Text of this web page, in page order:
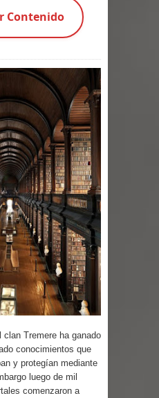
Horrores del Infierno
el Hijo Prodigo
Interior
Vivientes
se Levantan (Relato)
más Buscados
Muertos Cuentan
Contenido
clan Tremere ha ganado
conocimientos que
y protegían mediante
luego de mil
comenzaron a